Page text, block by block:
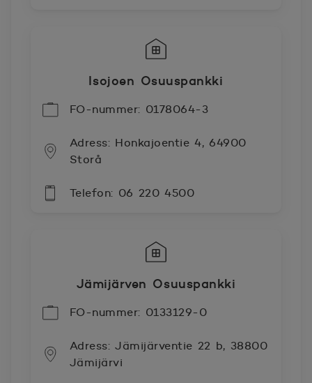
Isojoen Osuuspankki
FO-nummer: 0178064-3
Adress: Honkajoentie 4, 64900
Storå
Telefon: 06 220 4500
Jämijärven Osuuspankki
FO-nummer: 0133129-0
Adress: Jämijärventie 22 b, 38800
Jämijärvi